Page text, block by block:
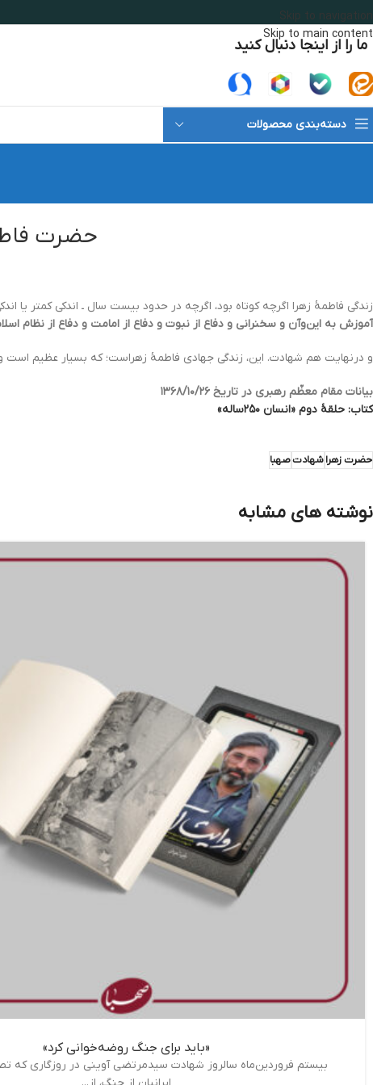
Skip to navigation
Skip to main content
ما را از اینجا دنبال کنید
دسته‌بندی محصولات
حضرت
زندگی فاطمۀ زهرا اگرچه کوتاه بود، اگرچه در حدود بیست سال ـ اندکی کمتر یا
آموزش به این‌وآن و سخنرانی و دفاع از نبوت و دفاع از امامت و دفاع از نظام
و درنهایت هم شهادت. این، زندگی جهادی فاطمۀ زهراست؛ که بسیار عظیم
بیانات مقام معظّم رهبری در تاریخ ۱۳۶۸/۱۰/۲۶
کتاب: حلقۀ دوم «انسان ۲۵۰ساله»
حضرت زهراشهادتصهبا
نوشته های مشابه
«باید برای جنگ روضه‌خوانی کرد»
بیستم فروردین‌ماه سالروز شهادت سیدمرتضی آوینی در روزگاری که